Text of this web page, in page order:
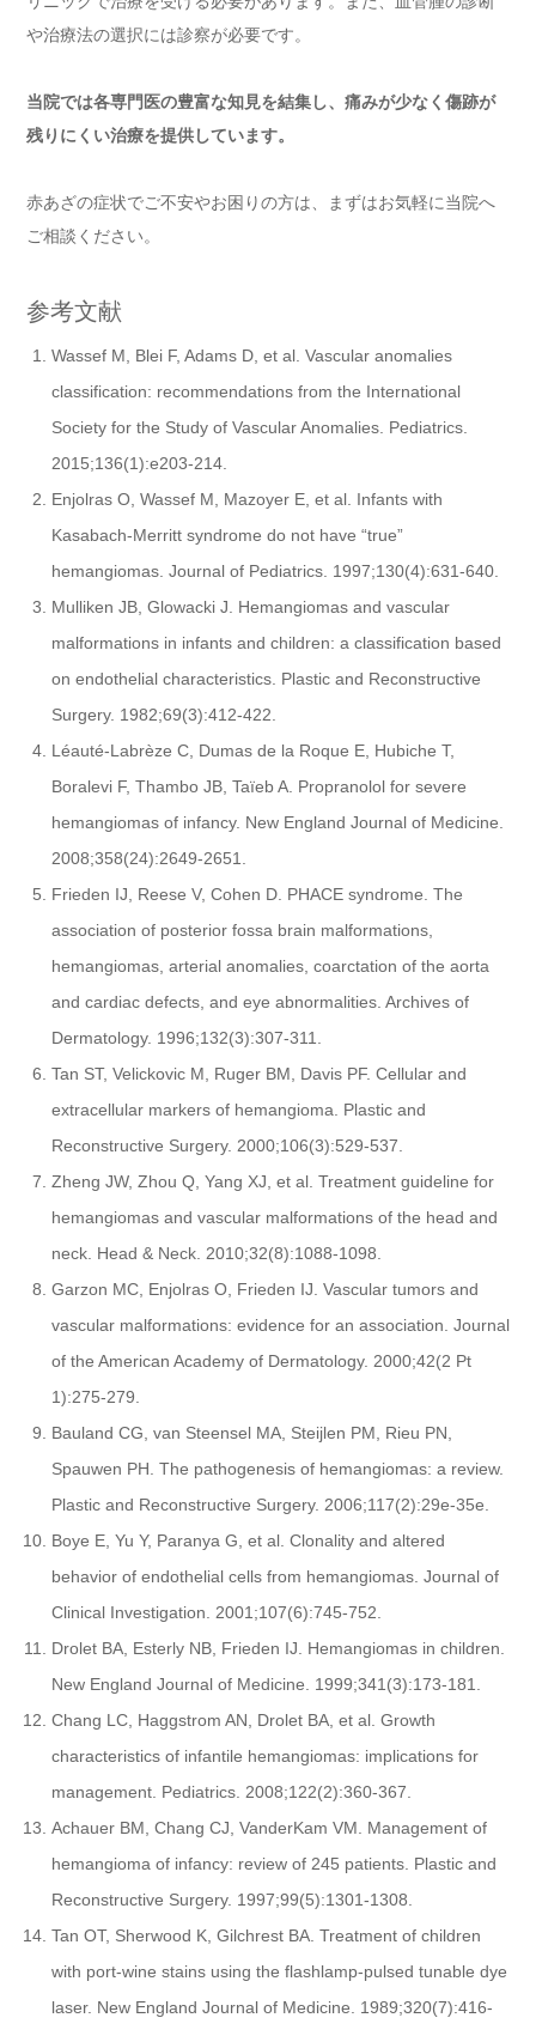
や治療法の選択には診察が必要です。
当院では各専門医の豊富な知見を結集し、痛みが少なく傷跡が
残りにくい治療を提供しています。
赤あざの症状でご不安やお困りの方は、まずはお気軽に当院へ
ご相談ください。
参考文献
Wassef M, Blei F, Adams D, et al. Vascular anomalies
classification: recommendations from the International
Society for the Study of Vascular Anomalies. Pediatrics.
2015;136(1):e203-214.
Enjolras O, Wassef M, Mazoyer E, et al. Infants with
Kasabach-Merritt syndrome do not have “true”
hemangiomas. Journal of Pediatrics. 1997;130(4):631-640.
Mulliken JB, Glowacki J. Hemangiomas and vascular
malformations in infants and children: a classification based
on endothelial characteristics. Plastic and Reconstructive
Surgery. 1982;69(3):412-422.
Léauté-Labrèze C, Dumas de la Roque E, Hubiche T,
Boralevi F, Thambo JB, Taïeb A. Propranolol for severe
hemangiomas of infancy. New England Journal of Medicine.
2008;358(24):2649-2651.
Frieden IJ, Reese V, Cohen D. PHACE syndrome. The
association of posterior fossa brain malformations,
hemangiomas, arterial anomalies, coarctation of the aorta
and cardiac defects, and eye abnormalities. Archives of
Dermatology. 1996;132(3):307-311.
Tan ST, Velickovic M, Ruger BM, Davis PF. Cellular and
extracellular markers of hemangioma. Plastic and
Reconstructive Surgery. 2000;106(3):529-537.
Zheng JW, Zhou Q, Yang XJ, et al. Treatment guideline for
hemangiomas and vascular malformations of the head and
neck. Head & Neck. 2010;32(8):1088-1098.
Garzon MC, Enjolras O, Frieden IJ. Vascular tumors and
vascular malformations: evidence for an association. Journal
of the American Academy of Dermatology. 2000;42(2 Pt
1):275-279.
Bauland CG, van Steensel MA, Steijlen PM, Rieu PN,
Spauwen PH. The pathogenesis of hemangiomas: a review.
Plastic and Reconstructive Surgery. 2006;117(2):29e-35e.
Boye E, Yu Y, Paranya G, et al. Clonality and altered
behavior of endothelial cells from hemangiomas. Journal of
Clinical Investigation. 2001;107(6):745-752.
Drolet BA, Esterly NB, Frieden IJ. Hemangiomas in children.
New England Journal of Medicine. 1999;341(3):173-181.
Chang LC, Haggstrom AN, Drolet BA, et al. Growth
characteristics of infantile hemangiomas: implications for
management. Pediatrics. 2008;122(2):360-367.
Achauer BM, Chang CJ, VanderKam VM. Management of
hemangioma of infancy: review of 245 patients. Plastic and
Reconstructive Surgery. 1997;99(5):1301-1308.
Tan OT, Sherwood K, Gilchrest BA. Treatment of children
with port-wine stains using the flashlamp-pulsed tunable dye
laser. New England Journal of Medicine. 1989;320(7):416-